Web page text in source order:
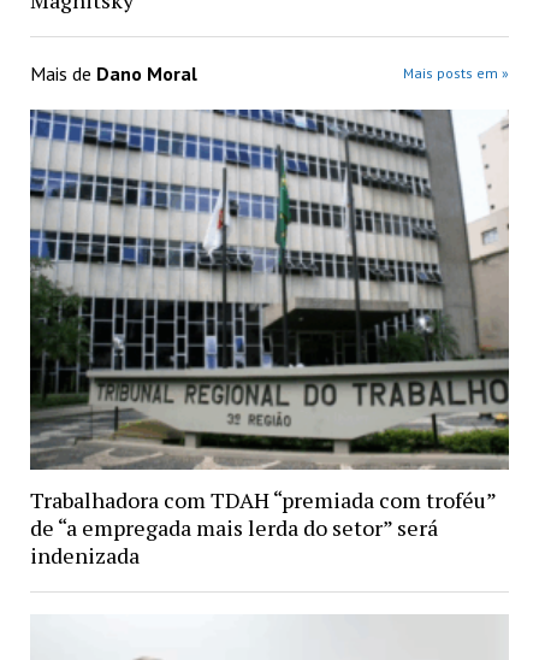
Mais de Dano Moral Mais posts em »
Trabalhadora com TDAH “premiada com troféu”
de “a empregada mais lerda do setor” será
indenizada